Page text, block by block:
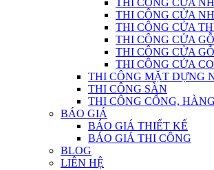
THI CÔNG CỬA
THI CÔNG CỬA
THI CÔNG CỬA
THI CÔNG CỬA
THI CÔNG CỬA
THI CÔNG CỬA
THI CÔNG MẶT DỰNG
THI CÔNG SÀN
THI CÔNG CỔNG,
BÁO GIÁ
BÁO GIÁ THIẾT KẾ
BÁO GIÁ THI CÔNG
BLOG
LIÊN HỆ